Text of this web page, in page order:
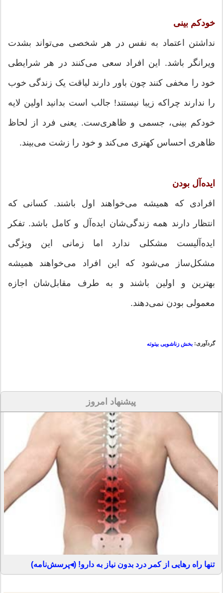
خودکم بینی
نداشتن اعتماد به نفس در هر شخصی می‌تواند بشدت
ویرانگر باشد. این افراد سعی می‌کنند در هر شرایطی
خود را مخفی کنند چون باور دارند لیاقت یک زندگی خوب
را ندارند چراکه زیبا نیستند! جالب است بدانید اولین لایه
خودکم بینی، جسمی و ظاهری‌ست. یعنی فرد از لحاظ
ظاهری احساس کهتری می‌کند و خود را زشت می‌بیند.
ایده‌آل بودن
افرادی که همیشه می‌خواهند اول باشند. کسانی که
انتظار دارند همه زندگی‌شان ایده‌آل و کامل باشد. تفکر
ایده‌آلیست مشکلی ندارد اما زمانی این ویژگی
مشکل‌ساز می‌شود که این افراد می‌خواهند همیشه
بهترین و اولین باشند و به طرف مقابل‌شان اجازه
معمولی بودن نمی‌دهند.
گردآوری: بخش زناشویی بیتوته
پیشنهاد امروز
تنها راه رهایی از کمر درد بدون نیاز به دارو! (◂پرسش‌نامه)